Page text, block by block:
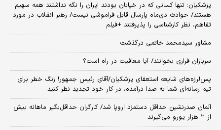
پزشکیان: تنها کسانی که در خیابان بودند ایران را نگه نداشتند همه سهیم
هستند/ حوادث دی‌ماه پارسال قابل فراموشی نیست/ رهبر انقلاب در مورد
تفاهم، نظر کارشناسی را پذیرفتند +فیلم
مشاور سیدمحمد خاتمی درگذشت
سربازان فراری بخوانند/ آیا معافیت در راه است؟
پس‌لرزه‌های شایعه استعفای پزشکیان/آقای رئیس جمهور! زنگ خطر برای
تیم رسانه‌ای شما به صدا درآمده، در کار خود تجدید نظر کنید
آلمان صدرنشین حداقل دستمزد اروپا شد/ کارگران حداقل‌بگیر ماهانه بیش
از ۲ هزار یورو می‌گیرند